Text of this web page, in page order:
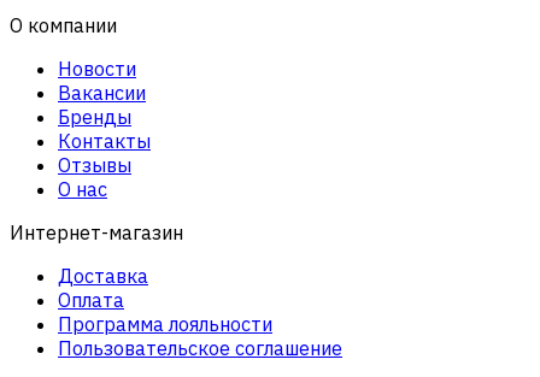
О компании
Новости
Вакансии
Бренды
Контакты
Отзывы
О нас
Интернет-магазин
Доставка
Оплата
Программа лояльности
Пользовательское соглашение